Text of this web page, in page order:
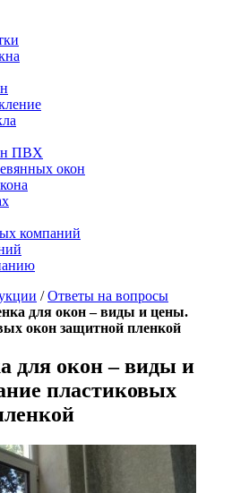
ПВХ
окон
компаний
/Ответы на вопросы
для окон – виды и цены.
окон защитной пленкой
для окон – виды и
пластиковых